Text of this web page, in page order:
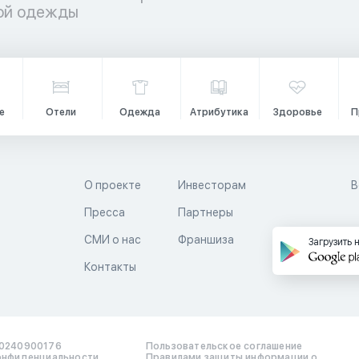
одежды
Отели Одежда Атрибутика Здоровье
О проекте
Пресса
СМИ о нас
Контакты
Инвесторам
Партнеры
Франшиза Загрузить
Пользовательское соглашение